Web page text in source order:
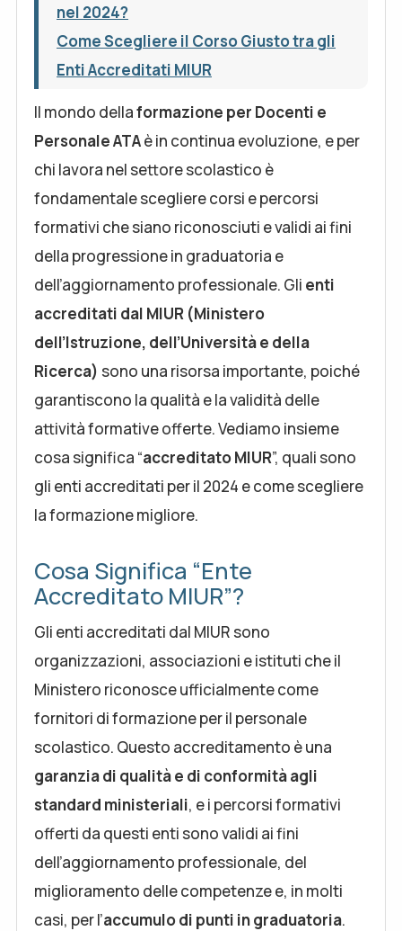
nel 2024?
Come Scegliere il Corso Giusto tra gli
Enti Accreditati MIUR
ll mondo dellaformazione per Docenti e
Personale ATAè in continua evoluzione, e per
chi lavora nel settore scolastico è
fondamentale scegliere corsi e percorsi
formativi che siano riconosciuti e validi ai fini
della progressione in graduatoria e
dell’aggiornamento professionale. Gli enti
accreditati dal MIUR (Ministero
dell’Istruzione, dell’Università e della
Ricerca) sono una risorsa importante, poiché
garantiscono la qualità e la validità delle
attività formative offerte. Vediamo insieme
cosa significa “accreditato MIUR”, quali sono
gli enti accreditati per il 2024 e come scegliere
la formazione migliore.
Cosa Significa “Ente
Accreditato MIUR”?
Gli enti accreditati dal MIUR sono
organizzazioni, associazioni e istituti che il
Ministero riconosce ufficialmente come
fornitori di formazione per il personale
scolastico. Questo accreditamento è una
garanzia di qualità e di conformità agli
standard ministeriali, e i percorsi formativi
offerti da questi enti sono validi ai fini
dell’aggiornamento professionale, del
miglioramento delle competenze e, in molti
casi, per l’accumulo di punti in graduatoria.